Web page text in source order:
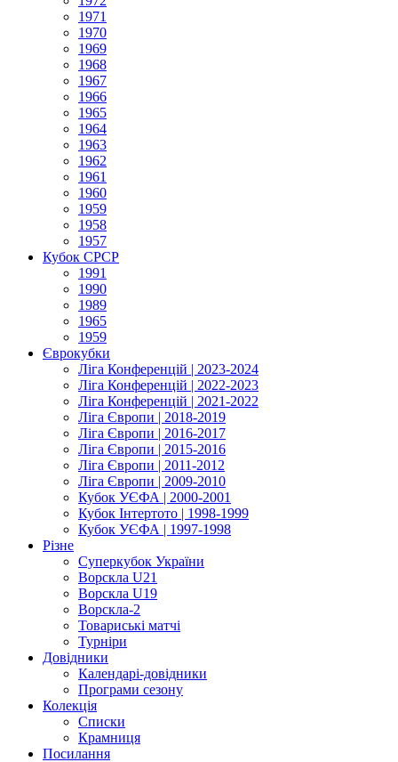
1971
1970
1969
1968
1967
1966
1965
1964
1963
1962
1961
1960
1959
1958
1957
Кубок СРСР
1991
1990
1989
1965
1959
Єврокубки
Ліга Конференцій | 2023-2024
Ліга Конференцій | 2022-2023
Ліга Конференцій | 2021-2022
Ліга Європи | 2018-2019
Ліга Європи | 2016-2017
Ліга Європи | 2015-2016
Ліга Європи | 2011-2012
Ліга Європи | 2009-2010
Кубок УЄФА | 2000-2001
Кубок Інтертото | 1998-1999
Кубок УЄФА | 1997-1998
Різне
Суперкубок України
Ворскла U21
Ворскла U19
Ворскла-2
Товариські матчі
Турніри
Довідники
Календарі-довідники
Програми сезону
Колекція
Списки
Крамниця
Посилання